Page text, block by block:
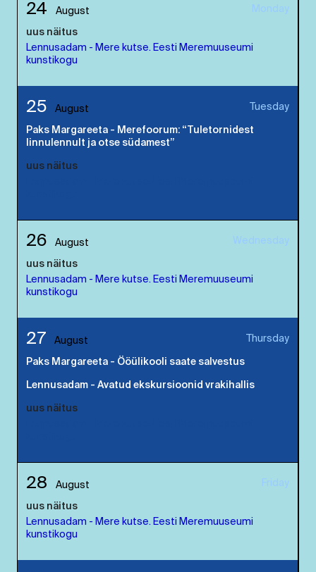
24 August Monday
uus näitus
Lennusadam - Mere kutse. Eesti Meremuuseumi
kunstikogu
25 August Tuesday
Paks Margareeta - Merefoorum: “Tuletornidest
linnulennult ja otse südamest”
uus näitus
26 August Wednesday
uus näitus
Lennusadam - Mere kutse. Eesti Meremuuseumi
kunstikogu
27 August Thursday
Paks Margareeta - Ööülikooli saate salvestus
Lennusadam - Avatud ekskursioonid vrakihallis
uus näitus
28 August Friday
uus näitus
Lennusadam - Mere kutse. Eesti Meremuuseumi
kunstikogu